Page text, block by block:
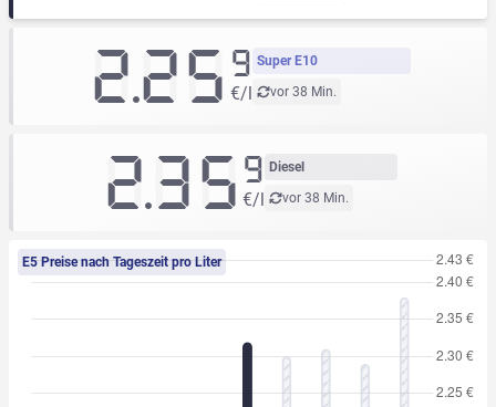
Super E10
vor 38 Min.
2.25 9
€/l
Diesel
vor 38 Min.
2.359
€/l
E5 Preise nach Tageszeit pro Liter